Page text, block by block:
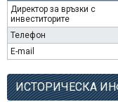
Директор за връзки с
инвеститорите
Телефон
E-mail